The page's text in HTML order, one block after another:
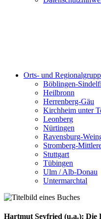
Orts- und
Böblingen-
Heilbronn
Herrenberg-Gäu
Kirchheim unter
Leonberg
Nürtingen
Ravensburg-
Stromberg-
Stuttgart
Tübingen
Ulm / Alb-Donau
Untermarchtal
Hartmut Seyfried (u.a.): Die